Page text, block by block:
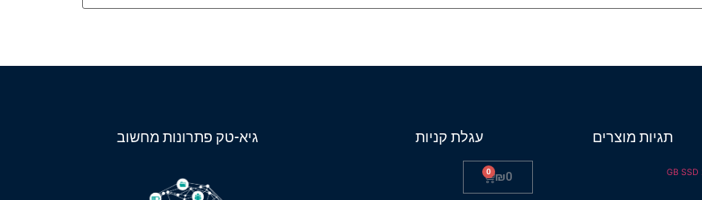
תגיות מוצרים עגלת קניות
₪0
0
גיא-טק פתרונות מחשוב